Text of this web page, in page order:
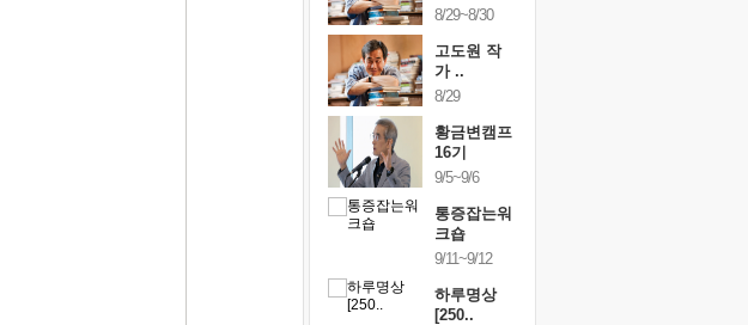
8/29~8/30
고도원 작
가 ..
8/29
황금변캠프
16기
9/5~9/6
통증잡는워
크숍
9/11~9/12
하루명상
[250..